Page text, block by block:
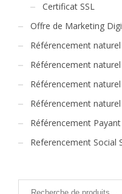
Certificat SSL
Offre de Marketing
Référencement
Référencement
Référencement
Référencement naturel
Référencement Payant
Referencement Social